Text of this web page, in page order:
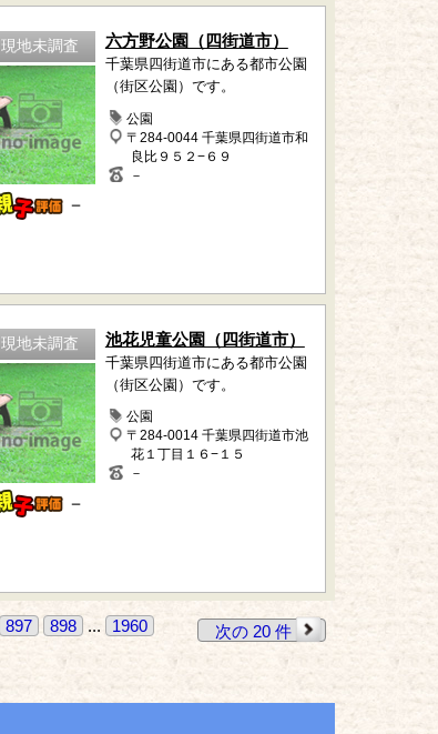
現地未調査
－
六方野公園（四街道市）
千葉県四街道市にある都市公園
（街区公園）です。
公園
〒284-0044 千葉県四街道市和
良比９５２−６９
－
現地未調査
－
池花児童公園（四街道市）
千葉県四街道市にある都市公園
（街区公園）です。
公園
〒284-0014 千葉県四街道市池
花１丁目１６−１５
－
897 898 ... 1960 次の 20 件